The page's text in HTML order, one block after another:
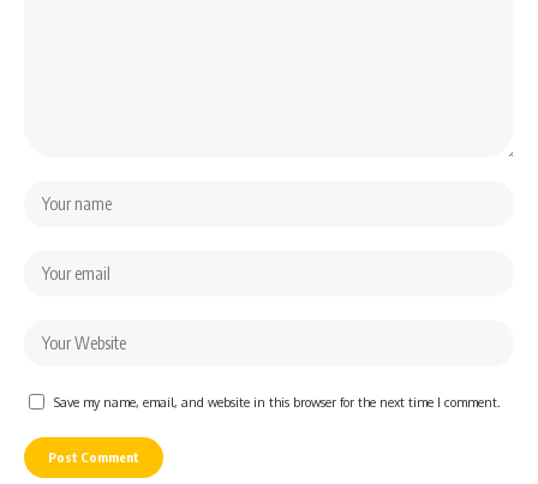
Save my name, email, and website in this browser for the next time I comment.